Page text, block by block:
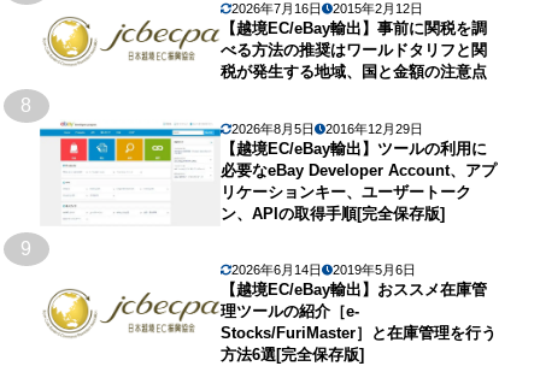
2026年7月16日 2015年2月12日
【越境EC/eBay輸出】事前に関税を調
べる方法の推奨はワールドタリフと関
税が発生する地域、国と金額の注意点
8
2026年8月5日 2016年12月29日
【越境EC/eBay輸出】ツールの利用に
必要なeBay Developer Account、アプ
リケーションキー、ユーザートーク
ン、APIの取得手順[完全保存版]
9
2026年6月14日 2019年5月6日
【越境EC/eBay輸出】おススメ在庫管
理ツールの紹介［e-
Stocks/FuriMaster］と在庫管理を行う
方法6選[完全保存版]